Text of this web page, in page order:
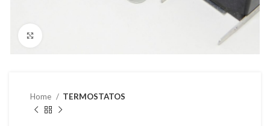
Home TERMOSTATOS